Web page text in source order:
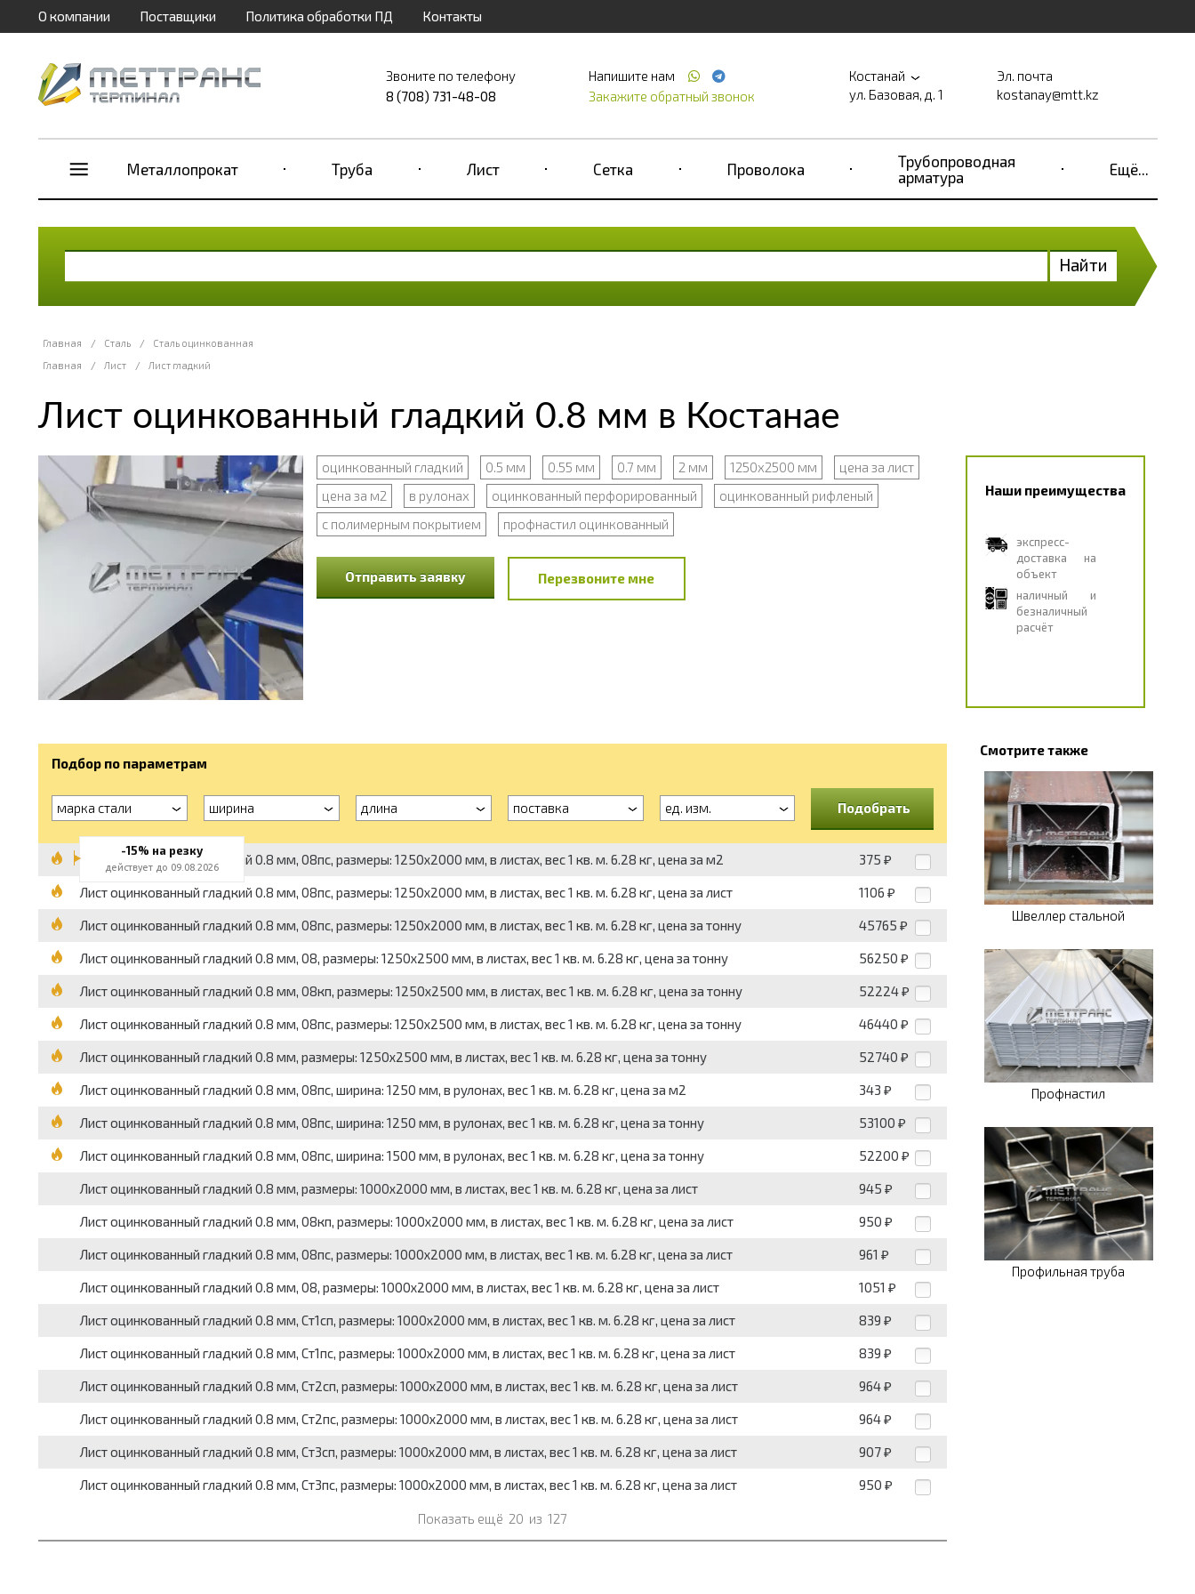
О компании Поставщики Политика обработки ПД Контакты
Звоните по телефону
8 (708) 731-48-08
Напишите нам
Закажите обратный звонок
Костанай
ул. Базовая, д. 1
Эл. почта
kostanay@mtt.kz
Металлопрокат Труба Лист Сетка Проволока
Трубопроводная
арматура
Ещё...
Найти
Главная / Сталь /
Сталь оцинкованная
Главная
/ Лист / Лист гладкий
Лист оцинкованный гладкий 0.8 мм в Костанае
оцинкованный гладкий 0.5 мм 0.55 мм 0.7 мм 2 мм 1250x2500 мм
цена за лист
цена за м2
в рулонах оцинкованный перфорированный
оцинкованный рифленый
с полимерным покрытием
профнастил оцинкованный
Отправить заявку Перезвоните мне
Наши преимущества
экспресс-
доставка на
объект
наличный и
безналичный
расчёт
Подбор по параметрам
марка стали ширина длина поставка ед. изм. Подобрать
Лист оцинкованный гладкий 0.8 мм, 08пс, размеры: 1250x2000 мм, в листах, вес 1 кв. м. 6.28 кг, цена за м2 375 ₽
Лист оцинкованный гладкий 0.8 мм, 08пс, размеры: 1250x2000 мм, в листах, вес 1 кв. м. 6.28 кг, цена за лист 1106 ₽
Лист оцинкованный гладкий 0.8 мм, 08пс, размеры: 1250x2000 мм, в листах, вес 1 кв. м. 6.28 кг, цена за тонну 45765 ₽
Лист оцинкованный гладкий 0.8 мм, 08, размеры: 1250x2500 мм, в листах, вес 1 кв. м. 6.28 кг, цена за тонну 56250 ₽
Лист оцинкованный гладкий 0.8 мм, 08кп, размеры: 1250x2500 мм, в листах, вес 1 кв. м. 6.28 кг, цена за тонну 52224 ₽
Лист оцинкованный гладкий 0.8 мм, 08пс, размеры: 1250x2500 мм, в листах, вес 1 кв. м. 6.28 кг, цена за тонну 46440 ₽
Лист оцинкованный гладкий 0.8 мм, размеры: 1250x2500 мм, в листах, вес 1 кв. м. 6.28 кг, цена за тонну 52740 ₽
Лист оцинкованный гладкий 0.8 мм, 08пс, ширина: 1250 мм, в рулонах, вес 1 кв. м. 6.28 кг, цена за м2 343 ₽
Лист оцинкованный гладкий 0.8 мм, 08пс, ширина: 1250 мм, в рулонах, вес 1 кв. м. 6.28 кг, цена за тонну 53100 ₽
Лист оцинкованный гладкий 0.8 мм, 08пс, ширина: 1500 мм, в рулонах, вес 1 кв. м. 6.28 кг, цена за тонну 52200 ₽
Лист оцинкованный гладкий 0.8 мм, размеры: 1000x2000 мм, в листах, вес 1 кв. м. 6.28 кг, цена за лист 945 ₽
Лист оцинкованный гладкий 0.8 мм, 08кп, размеры: 1000x2000 мм, в листах, вес 1 кв. м. 6.28 кг, цена за лист 950 ₽
Лист оцинкованный гладкий 0.8 мм, 08пс, размеры: 1000x2000 мм, в листах, вес 1 кв. м. 6.28 кг, цена за лист 961 ₽
Лист оцинкованный гладкий 0.8 мм, 08, размеры: 1000x2000 мм, в листах, вес 1 кв. м. 6.28 кг, цена за лист 1051 ₽
Лист оцинкованный гладкий 0.8 мм, Ст1сп, размеры: 1000x2000 мм, в листах, вес 1 кв. м. 6.28 кг, цена за лист 839 ₽
Лист оцинкованный гладкий 0.8 мм, Ст1пс, размеры: 1000x2000 мм, в листах, вес 1 кв. м. 6.28 кг, цена за лист 839 ₽
Лист оцинкованный гладкий 0.8 мм, Ст2сп, размеры: 1000x2000 мм, в листах, вес 1 кв. м. 6.28 кг, цена за лист 964 ₽
Лист оцинкованный гладкий 0.8 мм, Ст2пс, размеры: 1000x2000 мм, в листах, вес 1 кв. м. 6.28 кг, цена за лист 964 ₽
Лист оцинкованный гладкий 0.8 мм, Ст3сп, размеры: 1000x2000 мм, в листах, вес 1 кв. м. 6.28 кг, цена за лист 907 ₽
Лист оцинкованный гладкий 0.8 мм, Ст3пс, размеры: 1000x2000 мм, в листах, вес 1 кв. м. 6.28 кг, цена за лист 950 ₽
Показать ещё 20 из 127
Смотрите также
Швеллер стальной
Профнастил
Профильная труба
-15% на резку
действует до 09.08.2026